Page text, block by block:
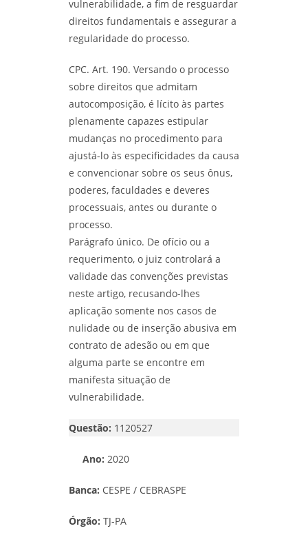
vulnerabilidade, a fim de resguardar
direitos fundamentais e assegurar a
regularidade do processo.
CPC. Art. 190. Versando o processo
sobre direitos que admitam
autocomposição, é lícito às partes
plenamente capazes estipular
mudanças no procedimento para
ajustá-lo às especificidades da causa
e convencionar sobre os seus ônus,
poderes, faculdades e deveres
processuais, antes ou durante o
processo.
Parágrafo único. De ofício ou a
requerimento, o juiz controlará a
validade das convenções previstas
neste artigo, recusando-lhes
aplicação somente nos casos de
nulidade ou de inserção abusiva em
contrato de adesão ou em que
alguma parte se encontre em
manifesta situação de
vulnerabilidade.
Questão: 1120527
Ano: 2020
Banca: CESPE / CEBRASPE
Órgão: TJ-PA